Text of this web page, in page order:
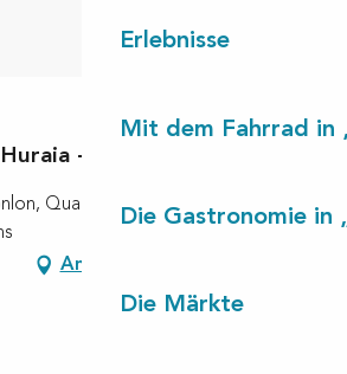
Erlebnisse
Mit dem Fahrrad in
Die Gastronomie in
Die Märkte
- La Cabane
Quartier de Monlon, 40560
Anfahrt